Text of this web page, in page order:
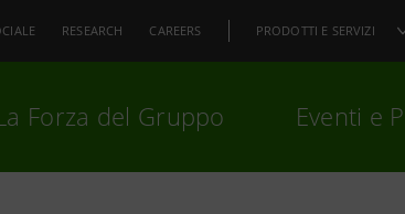
RESEARCH CAREERS PRODOTTI E SERVIZI
Forza del Gruppo Eventi e